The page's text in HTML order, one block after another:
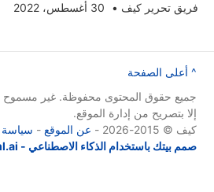
فريق تحرير كيف • 30 أغسطس، 2022
^ أعلى الصفحة
جميع حقوق المحتوى محفوظة. غير مسموح
إلا بتصريح من إدارة الموقع.
كيف © 2015-2026 -
عن الموقع -
صمم بيتك باستخدام الذكاء الاصطناعي - mnml.ai